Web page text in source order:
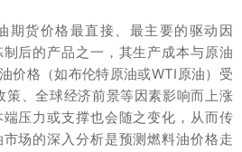
期货价格最直接、最主要的驱动因
后的产品之一，其生产成本与原油
价格（如布伦特原油或WTI原油）受
策、全球经济前景等因素影响而上涨
压力或支撑也会随之变化，从而传
场的深入分析是预测燃料油价格走